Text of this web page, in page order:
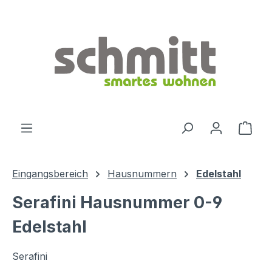
Eingangsbereich Hausnummern Edelstahl
Serafini Hausnummer 0-9
Edelstahl
Serafini